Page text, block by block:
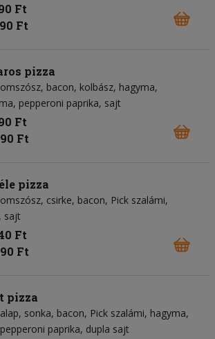
Ft
Ft
pizza
bacon kolbász hagyma
pepperoni paprika sajt
Ft
Ft
pizza
csirke bacon Pick szalámi
sajt
Ft
Ft
pizza
sonka bacon Pick szalámi hagyma
pepperoni paprika dupla sajt